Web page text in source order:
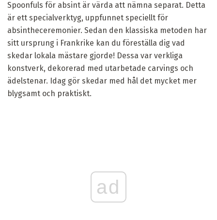
Spoonfuls för absint är värda att nämna separat. Detta
är ett specialverktyg, uppfunnet speciellt för
absintheceremonier. Sedan den klassiska metoden har
sitt ursprung i Frankrike kan du föreställa dig vad
skedar lokala mästare gjorde! Dessa var verkliga
konstverk, dekorerad med utarbetade carvings och
ädelstenar. Idag gör skedar med hål det mycket mer
blygsamt och praktiskt.
ad